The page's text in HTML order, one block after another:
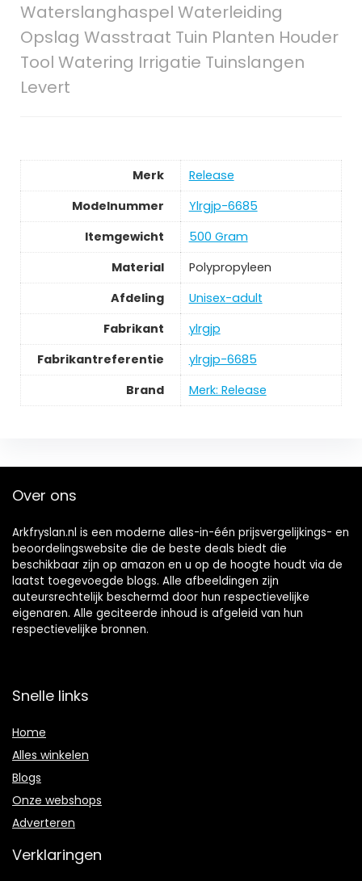
Waterslanghaspel Waterleiding
Opslag Wasstraat Tuin Planten Houder
Tool Watering Irrigatie Tuinslangen
Levert
Merk
‎Release
Modelnummer
‎Ylrgjp-6685
Itemgewicht
‎500 Gram
Material
‎Polypropyleen
Afdeling
‎Unisex-adult
Fabrikant
‎ylrgjp
Fabrikantreferentie
‎ylrgjp-6685
Brand
Merk: Release
Over ons
Arkfryslan.nl is een moderne alles-in-één prijsvergelijkings- en
beoordelingswebsite die de beste deals biedt die
beschikbaar zijn op amazon en u op de hoogte houdt via de
laatst toegevoegde blogs. Alle afbeeldingen zijn
auteursrechtelijk beschermd door hun respectievelijke
eigenaren. Alle geciteerde inhoud is afgeleid van hun
respectievelijke bronnen.
Snelle links
Home
Alles winkelen
Blogs
Onze webshops
Adverteren
Verklaringen